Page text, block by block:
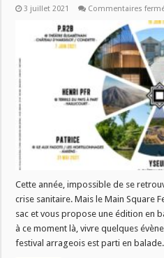
3 juillet 2021 Commentaires
Cette année, impossible de se
crise sanitaire. Mais le Main Square
sac et vous propose une édition en
à ce moment là, vivre quelques
festival arrageois est parti en